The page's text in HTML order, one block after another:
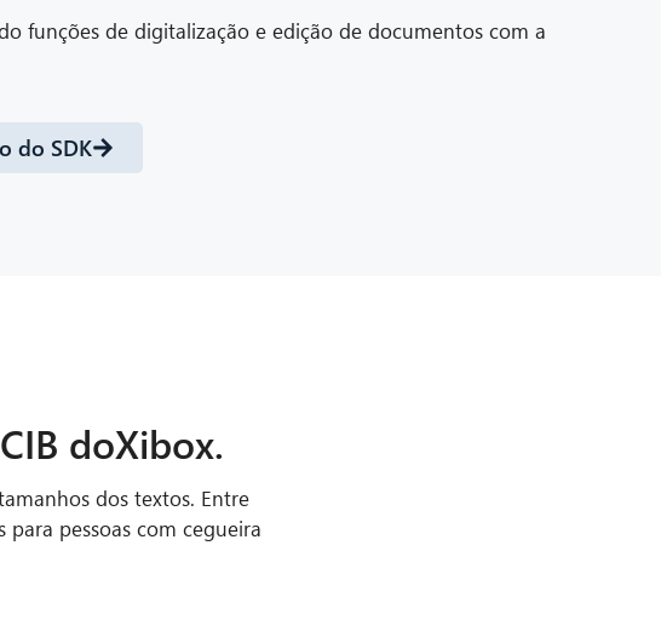
funções de digitalização e edição de documentos com a
do SDK
doXibox.
dos textos. Entre
pessoas com cegueira